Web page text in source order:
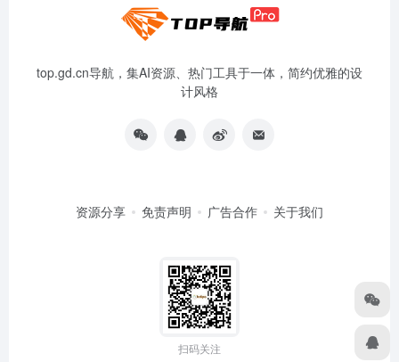
top.gd.cn导航，集AI资源、热门工具于一体，简约优雅的设
计风格
资源分享 免责声明 广告合作 关于我们
扫码关注